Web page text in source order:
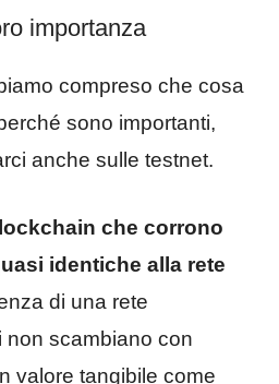
importanza
compreso che cosa
sono importanti,
anche sulle testnet.
che corrono
identiche alla rete
di una rete
non scambiano con
valore tangibile come